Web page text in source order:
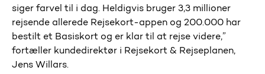
siger farvel til i dag. Heldigvis bruger 3,3 millioner
rejsende allerede Rejsekort-appen og 200.000 har
bestilt et Basiskort og er klar til at rejse videre,”
fortæller kundedirektør i Rejsekort & Rejseplanen,
Jens Willars.